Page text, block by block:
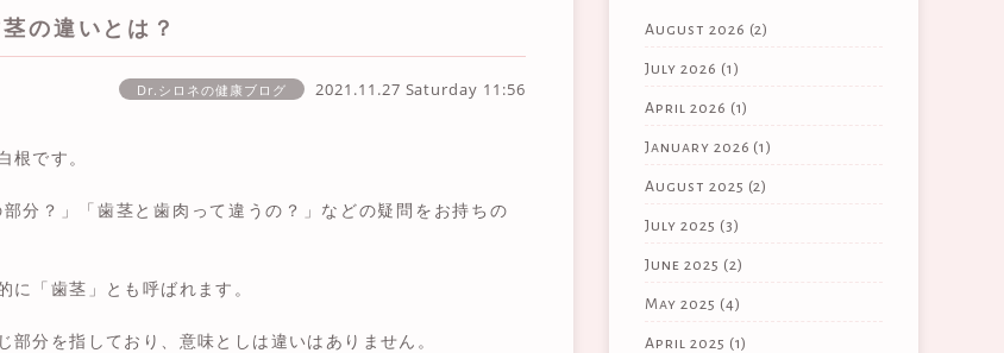
の違いとは？
Dr.シロネの健康ブログ 2021.11.27 Saturday 11:56
です。
分？」「歯茎と歯肉って違うの？」などの疑問をお持ちの
「歯茎」とも呼ばれます。
分を指しており、意味としは違いはありません。
August 2026 (2)
July 2026 (1)
April 2026 (1)
January 2026 (1)
August 2025 (2)
July 2025 (3)
June 2025 (2)
May 2025 (4)
April 2025 (1)